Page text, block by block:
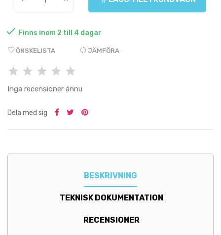
 Finns inom 2 till 4 dagar
ÖNSKELISTA JÄMFÖRA
Inga recensioner ännu
Dela med sig
BESKRIVNING
TEKNISK DOKUMENTATION
RECENSIONER